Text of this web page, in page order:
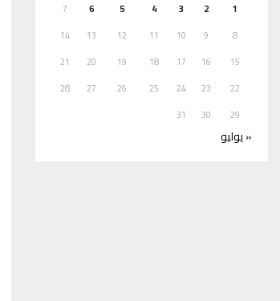
1
2
3
4
5
6
7
8
9
10
11
12
13
14
15
16
17
18
19
20
21
22
23
24
25
26
27
28
29
30
31
« يوليو